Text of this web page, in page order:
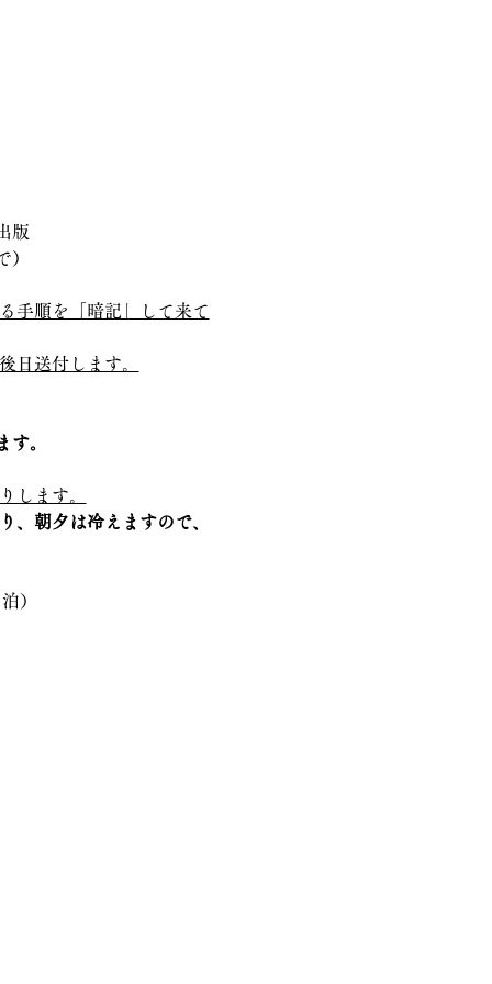
版
）
手順を「暗記」して来て
日送付します。
。
します。
、朝夕は冷えますので、
）